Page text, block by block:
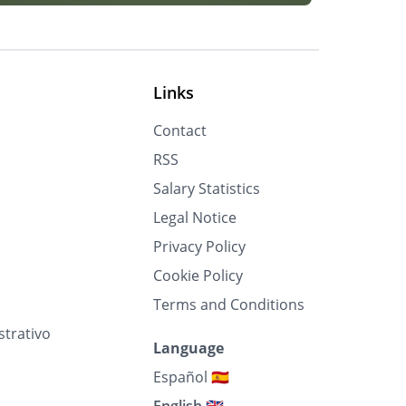
Links
Contact
RSS
Salary Statistics
Legal Notice
Privacy Policy
Cookie Policy
Terms and Conditions
Language
Español 🇪🇸